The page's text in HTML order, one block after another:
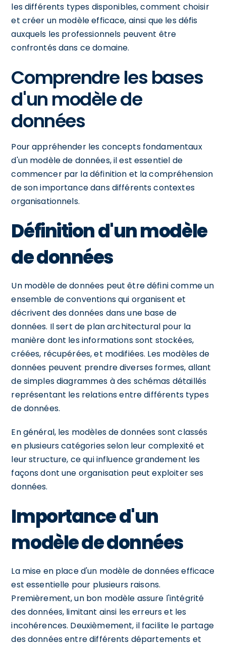
les différents types disponibles, comment choisir
et créer un modèle efficace, ainsi que les défis
auxquels les professionnels peuvent être
confrontés dans ce domaine.
Comprendre les bases
d'un modèle de
données
Pour appréhender les concepts fondamentaux
d'un modèle de données, il est essentiel de
commencer par la définition et la compréhension
de son importance dans différents contextes
organisationnels.
Définition d'un modèle
de données
Un modèle de données peut être défini comme un
ensemble de conventions qui organisent et
décrivent des données dans une base de
données. Il sert de plan architectural pour la
manière dont les informations sont stockées,
créées, récupérées, et modifiées. Les modèles de
données peuvent prendre diverses formes, allant
de simples diagrammes à des schémas détaillés
représentant les relations entre différents types
de données.
En général, les modèles de données sont classés
en plusieurs catégories selon leur complexité et
leur structure, ce qui influence grandement les
façons dont une organisation peut exploiter ses
données.
Importance d'un
modèle de données
La mise en place d'un modèle de données efficace
est essentielle pour plusieurs raisons.
Premièrement, un bon modèle assure l'intégrité
des données, limitant ainsi les erreurs et les
incohérences. Deuxièmement, il facilite le partage
des données entre différents départements et